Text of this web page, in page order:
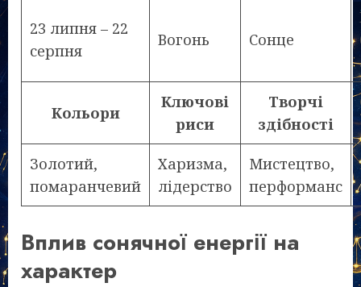
23 липня – 22
серпня
Вогонь Сонце
Кольори
Ключові
риси
Творчі
здібності
Золотий,
помаранчевий
Харизма,
лідерство
Мистецтво,
перформанс
Вплив сонячної енергії на
характер